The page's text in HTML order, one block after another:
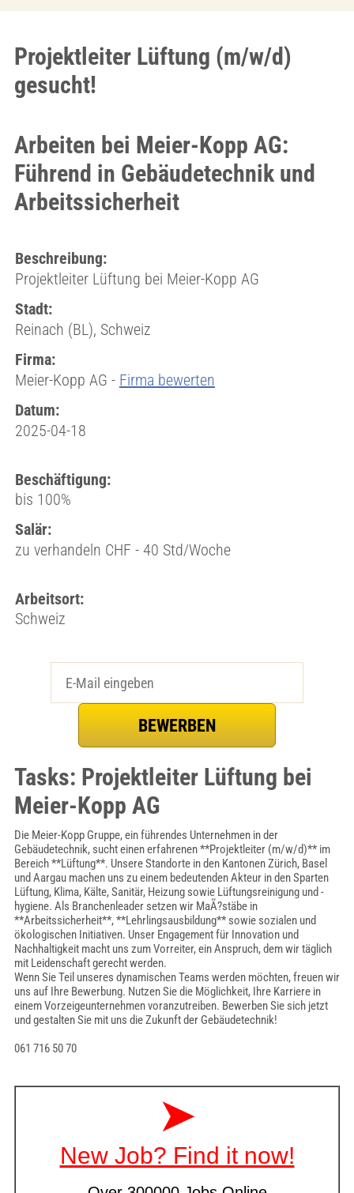
Projektleiter Lüftung (m/w/d)
gesucht!
Arbeiten bei Meier-Kopp AG:
Führend in Gebäudetechnik und
Arbeitssicherheit
Beschreibung:
Projektleiter Lüftung bei Meier-Kopp AG
Stadt:
Reinach (BL), Schweiz
Firma:
Meier-Kopp AG - Firma bewerten
Datum:
2025-04-18
Beschäftigung:
bis 100%
Salär:
zu verhandeln CHF - 40 Std/Woche
Arbeitsort:
Schweiz
Tasks: Projektleiter Lüftung bei
Meier-Kopp AG
Die Meier-Kopp Gruppe, ein führendes Unternehmen in der
Gebäudetechnik, sucht einen erfahrenen **Projektleiter (m/w/d)** im
Bereich **Lüftung**. Unsere Standorte in den Kantonen Zürich, Basel
und Aargau machen uns zu einem bedeutenden Akteur in den Sparten
Lüftung, Klima, Kälte, Sanitär, Heizung sowie Lüftungsreinigung und -
hygiene. Als Branchenleader setzen wir MaÃ?stäbe in
**Arbeitssicherheit**, **Lehrlingsausbildung** sowie sozialen und
ökologischen Initiativen. Unser Engagement für Innovation und
Nachhaltigkeit macht uns zum Vorreiter, ein Anspruch, dem wir täglich
mit Leidenschaft gerecht werden.
Wenn Sie Teil unseres dynamischen Teams werden möchten, freuen wir
uns auf Ihre Bewerbung. Nutzen Sie die Möglichkeit, Ihre Karriere in
einem Vorzeigeunternehmen voranzutreiben. Bewerben Sie sich jetzt
und gestalten Sie mit uns die Zukunft der Gebäudetechnik!
061 716 50 70